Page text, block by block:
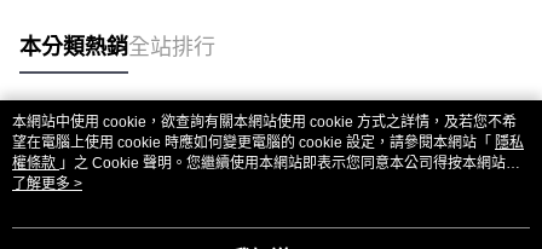
本分類熱銷全站排行
熱門標籤
本網站中使用 cookie，欲查詢有關本網站使用 cookie 方式之詳情，及若您不希
望在電腦上使用 cookie 時應如何變更電腦的 cookie 設定，請參閱本網站「 隱私
權條款 」之 Cookie 聲明。您繼續使用本網站即表示您同意本公司得按本網站使
用條款之 Cookie 聲明使用 cookie。
了解更多 >